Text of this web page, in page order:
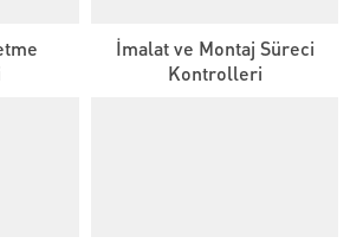
İmalat ve Montaj Süreci
Kontrolleri